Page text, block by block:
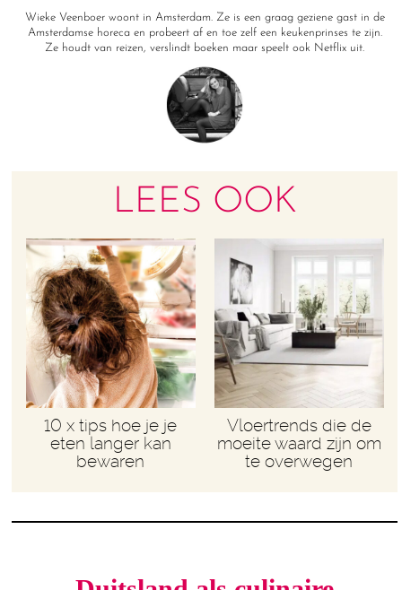
Wieke Veenboer woont in Amsterdam. Ze is een graag geziene gast in de
Amsterdamse horeca en probeert af en toe zelf een keukenprinses te zijn.
Ze houdt van reizen, verslindt boeken maar speelt ook Netflix uit.
LEES OOK
10 x tips hoe je je
eten langer kan
bewaren
Vloertrends die de
moeite waard zijn om
te overwegen